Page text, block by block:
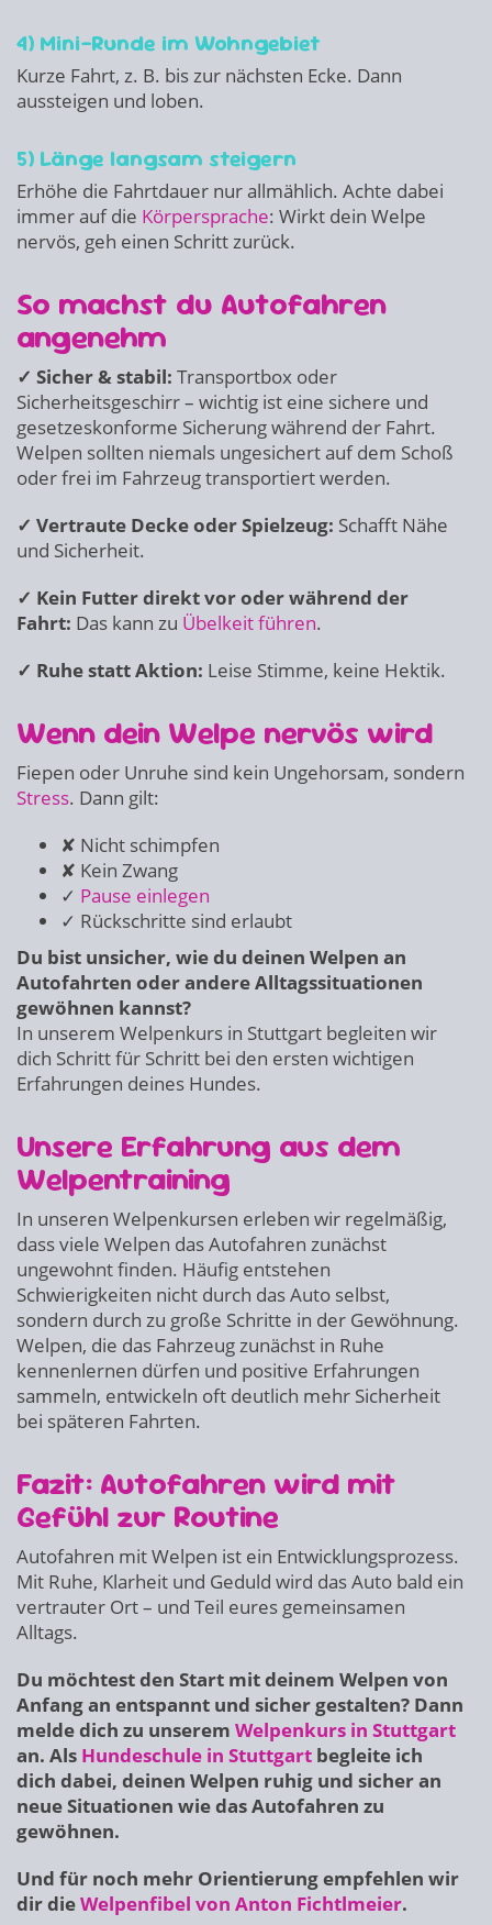
4) Mini-Runde im Wohngebiet
Kurze Fahrt, z. B. bis zur nächsten Ecke. Dann
aussteigen und loben.
5) Länge langsam steigern
Erhöhe die Fahrtdauer nur allmählich. Achte dabei
immer auf die Körpersprache: Wirkt dein Welpe
nervös, geh einen Schritt zurück.
So machst du Autofahren
angenehm
✓ Sicher & stabil: Transportbox oder
Sicherheitsgeschirr – wichtig ist eine sichere und
gesetzeskonforme Sicherung während der Fahrt.
Welpen sollten niemals ungesichert auf dem Schoß
oder frei im Fahrzeug transportiert werden.
✓ Vertraute Decke oder Spielzeug: Schafft Nähe
und Sicherheit.
✓ Kein Futter direkt vor oder während der
Fahrt: Das kann zu Übelkeit führen.
✓ Ruhe statt Aktion: Leise Stimme, keine Hektik.
Wenn dein Welpe nervös wird
Fiepen oder Unruhe sind kein Ungehorsam, sondern
Stress. Dann gilt:
✘ Nicht schimpfen
✘ Kein Zwang
✓ Pause einlegen
✓ Rückschritte sind erlaubt
Du bist unsicher, wie du deinen Welpen an
Autofahrten oder andere Alltagssituationen
gewöhnen kannst?
In unserem Welpenkurs in Stuttgart begleiten wir
dich Schritt für Schritt bei den ersten wichtigen
Erfahrungen deines Hundes.
Unsere Erfahrung aus dem
Welpentraining
In unseren Welpenkursen erleben wir regelmäßig,
dass viele Welpen das Autofahren zunächst
ungewohnt finden. Häufig entstehen
Schwierigkeiten nicht durch das Auto selbst,
sondern durch zu große Schritte in der Gewöhnung.
Welpen, die das Fahrzeug zunächst in Ruhe
kennenlernen dürfen und positive Erfahrungen
sammeln, entwickeln oft deutlich mehr Sicherheit
bei späteren Fahrten.
Fazit: Autofahren wird mit
Gefühl zur Routine
Autofahren mit Welpen ist ein Entwicklungsprozess.
Mit Ruhe, Klarheit und Geduld wird das Auto bald ein
vertrauter Ort – und Teil eures gemeinsamen
Alltags.
Du möchtest den Start mit deinem Welpen von
Anfang an entspannt und sicher gestalten? Dann
melde dich zu unserem Welpenkurs in Stuttgart
an. Als Hundeschule in Stuttgart begleite ich
dich dabei, deinen Welpen ruhig und sicher an
neue Situationen wie das Autofahren zu
gewöhnen.
Und für noch mehr Orientierung empfehlen wir
dir dieWelpenfibel von Anton Fichtlmeier.